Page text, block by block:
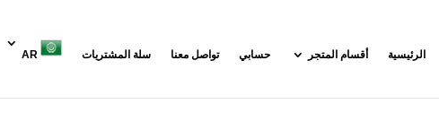
الرئيسية أقسام المتجر حسابي تواصل معنا سلة المشتريات AR